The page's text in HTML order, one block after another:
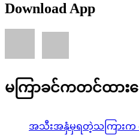
Download App
မကြာခင်ကတင်ထား
အသီးအနှံမှရတဲ့သကြားက